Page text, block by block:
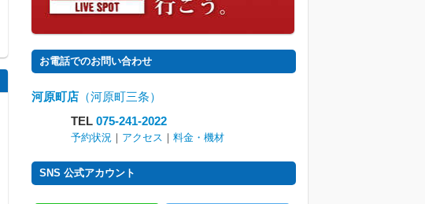
お電話でのお問い合わせ
河原町店 （河原町三条）
TEL 075-241-2022
予約状況 ｜ アクセス ｜ 料金・機材
SNS 公式アカウント